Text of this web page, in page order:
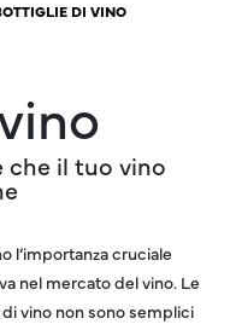
DI VINO
che il tuo vino
l’importanza cruciale
nel mercato del vino. Le
vino non sono semplici